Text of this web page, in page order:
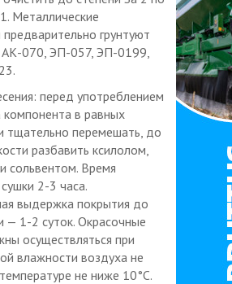
Металлические
грунтуют
АК-070, ЭП-057, ЭП-0199,
перед употреблением
в равных
тщательно перемешать, до
разбавить ксилолом,
сольвентом. Время
2-3 часа.
выдержка покрытия до
— 1-2 суток. Окрасочные
осуществляться при
влажности воздуха не
не ниже 10°С.